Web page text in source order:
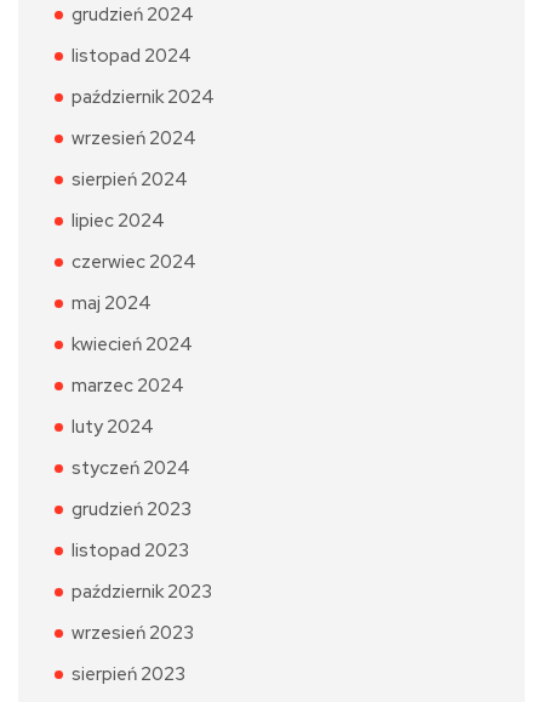
grudzień 2024
listopad 2024
październik 2024
wrzesień 2024
sierpień 2024
lipiec 2024
czerwiec 2024
maj 2024
kwiecień 2024
marzec 2024
luty 2024
styczeń 2024
grudzień 2023
listopad 2023
październik 2023
wrzesień 2023
sierpień 2023